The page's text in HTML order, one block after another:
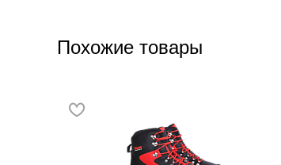
Похожие товары